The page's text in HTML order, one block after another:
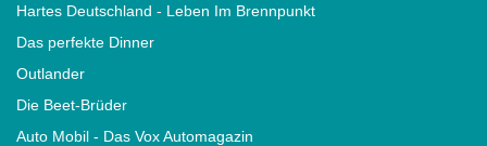
Hartes Deutschland - Leben Im Brennpunkt
Das perfekte Dinner
Outlander
Die Beet-Brüder
Auto Mobil - Das Vox Automagazin